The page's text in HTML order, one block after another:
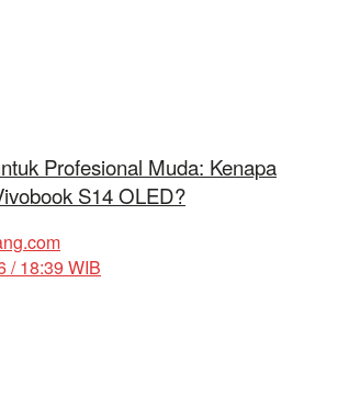
Profesional Muda: Kenapa
S14 OLED?
/ 18:39 WIB